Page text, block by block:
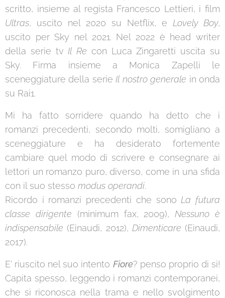
scritto, insieme al regista Francesco Lettieri, i film
Ultras, uscito nel 2020 su Netflix, e Lovely Boy,
uscito per Sky nel 2021. Nel 2022 è head writer
della serie tvIl Re con Luca Zingaretti uscita su
Sky. Firma insieme a Monica Zapelli le
sceneggiature della serieIl nostro generale in onda
su Rai1.
Mi ha fatto sorridere quando ha detto che i
romanzi precedenti, secondo molti, somigliano a
sceneggiature e ha desiderato fortemente
cambiare quel modo di scrivere e consegnare ai
lettori un romanzo puro, diverso, come in una sfida
con il suo stesso modus operandi.
Ricordo i romanzi precedenti che sonoLa futura
classe dirigente (minimum fax, 2009),Nessuno è
indispensabile (Einaudi, 2012), Dimenticare (Einaudi,
2017).
E' riuscito nel suo intento Fiore? penso proprio di si!
Capita spesso, leggendo i romanzi contemporanei,
che si riconosca nella trama e nello svolgimento